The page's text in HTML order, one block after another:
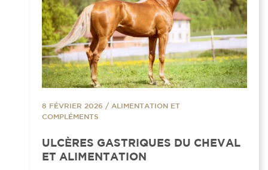
8 FÉVRIER 2026 / ALIMENTATION ET
COMPLÉMENTS
ULCÈRES GASTRIQUES DU CHEVAL
ET ALIMENTATION